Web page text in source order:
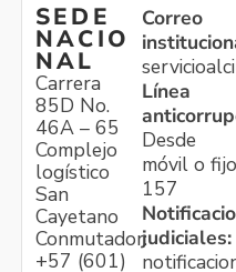
SEDE
NACIO
NAL
Carrera
85D No.
46A – 65
Complejo
logístico
San
Cayetano
Conmutador:
+57 (601)
Correo
Línea
Desde
móvil o
157
judiciales: